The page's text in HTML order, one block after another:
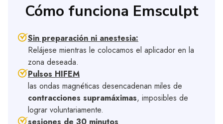
Cómo funciona Emsculpt
Sin preparación ni anestesia:
Relájese mientras le colocamos el aplicador en la
zona deseada.
Pulsos HIFEM
las ondas magnéticas desencadenan miles de
contracciones supramáximas, imposibles de
lograr voluntariamente.
sesiones de 30 minutos